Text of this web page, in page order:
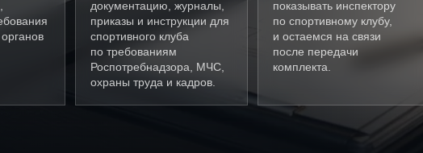
документацию, журналы,
приказы и инструкции для
спортивного клуба
по требованиям
Роспотребнадзора, МЧС,
охраны труда и кадров.
показывать инспектору
по спортивному клубу,
и остаемся на связи
после передачи
комплекта.